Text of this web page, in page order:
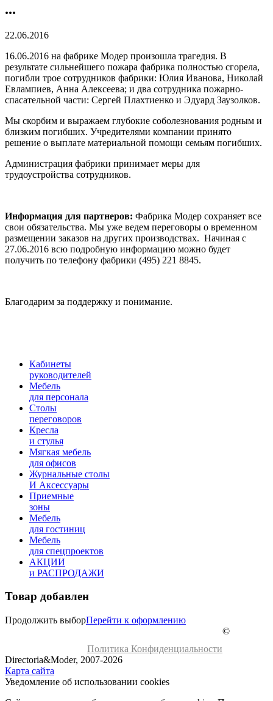
...
22.06.2016
16.06.2016 на фабрике Модер произошла трагедия. В
результате сильнейшего пожара фабрика полностью сгорела,
погибли трое сотрудников фабрики: Юлия Иванова, Николай
Евлампиев, Анна Алексеева; и два сотрудника пожарно-
спасательной части: Сергей Плахтиенко и Эдуард Заузолков.
Мы скорбим и выражаем глубокие соболезнования родным и
близким погибших. Учредителями компании принято
решение о выплате материальной помощи семьям погибших.
Администрация фабрики принимает меры для
трудоустройства сотрудников.
Информация для партнеров: Фабрика Модер сохраняет все
свои обязательства. Мы уже ведем переговоры о временном
размещении заказов на других производствах. Начиная с
27.06.2016 всю подробную информацию можно будет
получить по телефону фабрики (495) 221 8845.
Благодарим за поддержку и понимание.
Кабинеты
руководителей
Мебель
для персонала
Столы
переговоров
Кресла
и стулья
Мягкая мебель
для офисов
Журнальные столы
И Аксессуары
Приемные
зоны
Мебель
для гостиниц
Мебель
для cпецпроектов
АКЦИИ
и РАСПРОДАЖИ
Товар добавлен
Продолжить выборПерейти к оформлению
Политика Конфиденциальности
©
Directoria&Moder, 2007-2026
Карта сайта
Уведомление об использовании cookies